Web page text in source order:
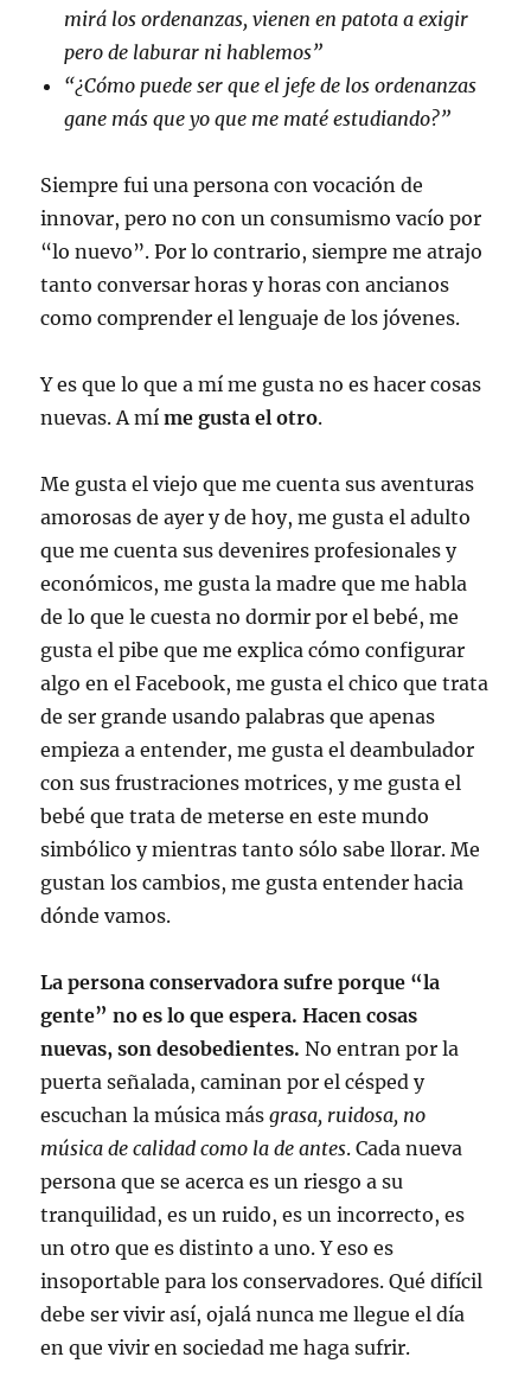
mirá los ordenanzas, vienen en patota a exigir
pero de laburar ni hablemos”
“¿Cómo puede ser que el jefe de los ordenanzas
gane más que yo que me maté estudiando?”
Siempre fui una persona con vocación de
innovar, pero no con un consumismo vacío por
“lo nuevo”. Por lo contrario, siempre me atrajo
tanto conversar horas y horas con ancianos
como comprender el lenguaje de los jóvenes.
Y es que lo que a mí me gusta no es hacer cosas
nuevas. A míme gusta el otro.
Me gusta el viejo que me cuenta sus aventuras
amorosas de ayer y de hoy, me gusta el adulto
que me cuenta sus devenires profesionales y
económicos, me gusta la madre que me habla
de lo que le cuesta no dormir por el bebé, me
gusta el pibe que me explica cómo configurar
algo en el Facebook, me gusta el chico que trata
de ser grande usando palabras que apenas
empieza a entender, me gusta el deambulador
con sus frustraciones motrices, y me gusta el
bebé que trata de meterse en este mundo
simbólico y mientras tanto sólo sabe llorar. Me
gustan los cambios, me gusta entender hacia
dónde vamos.
La persona conservadora sufre porque “la
gente” no es lo que espera. Hacen cosas
nuevas, son desobedientes. No entran por la
puerta señalada, caminan por el césped y
escuchan la música másgrasa, ruidosa, no
música de calidad como la de antes. Cada nueva
persona que se acerca es un riesgo a su
tranquilidad, es un ruido, es un incorrecto, es
un otro que es distinto a uno. Y eso es
insoportable para los conservadores. Qué difícil
debe ser vivir así, ojalá nunca me llegue el día
en que vivir en sociedad me haga sufrir.